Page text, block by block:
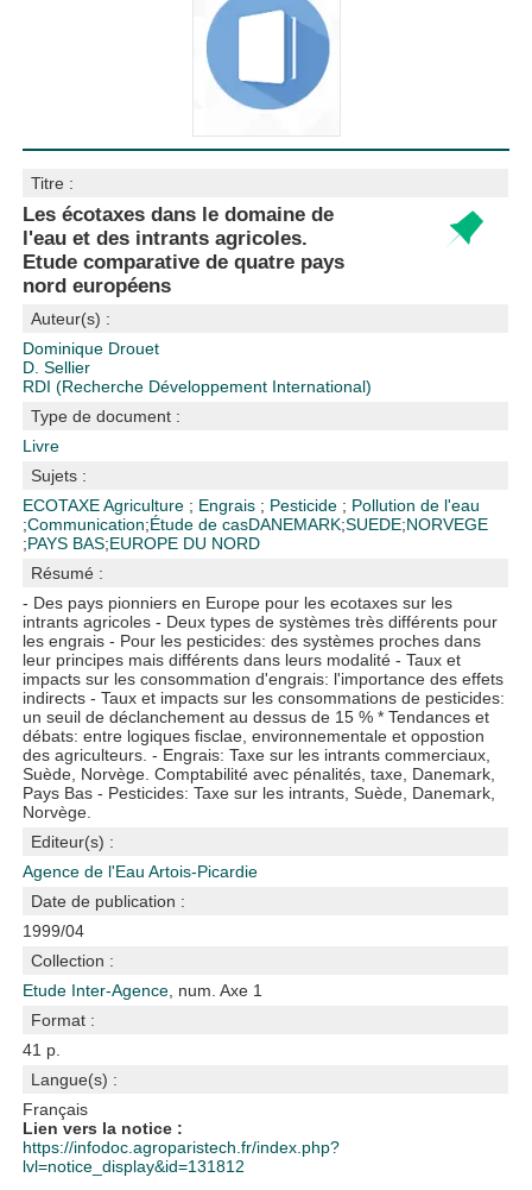
Titre :
Les écotaxes dans le domaine de
l'eau et des intrants agricoles.
Etude comparative de quatre pays
nord européens
Auteur(s) :
Dominique Drouet
D. Sellier
RDI (Recherche Développement International)
Type de document :
Livre
Sujets :
ECOTAXEAgriculture ; Engrais ; Pesticide ; Pollution de l'eau
;Communication;Étude de casDANEMARK;SUEDE;NORVEGE
;PAYS BAS;EUROPE DU NORD
Résumé :
- Des pays pionniers en Europe pour les ecotaxes sur les
intrants agricoles - Deux types de systèmes très différents pour
les engrais - Pour les pesticides: des systèmes proches dans
leur principes mais différents dans leurs modalité - Taux et
impacts sur les consommation d'engrais: l'importance des effets
indirects - Taux et impacts sur les consommations de pesticides:
un seuil de déclanchement au dessus de 15 % * Tendances et
débats: entre logiques fisclae, environnementale et oppostion
des agriculteurs. - Engrais: Taxe sur les intrants commerciaux,
Suède, Norvège. Comptabilité avec pénalités, taxe, Danemark,
Pays Bas - Pesticides: Taxe sur les intrants, Suède, Danemark,
Norvège.
Editeur(s) :
Agence de l'Eau Artois-Picardie
Date de publication :
1999/04
Collection :
Etude Inter-Agence , num. Axe 1
Format :
41 p.
Langue(s) :
Français
Lien vers la notice :
https://infodoc.agroparistech.fr/index.php?
lvl=notice_display&id=131812